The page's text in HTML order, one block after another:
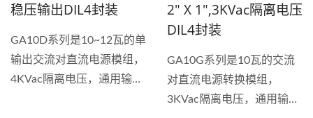
稳压输出DIL4封装
GA10D系列是10~12瓦的单
输出交流对直流电源模组，
4KVac隔离电压，通用输入
2" X 1",3KVac隔离电压
DIL4封装
GA10G系列是10瓦的交流
对直流电源转换模组，
3KVac隔离电压，通用输入